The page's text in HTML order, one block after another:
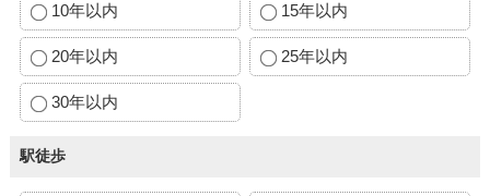
10年以内 15年以内
20年以内 25年以内
30年以内
駅徒歩